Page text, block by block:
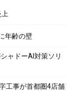
上
年齢の壁
ャドーAI対策ソリ
工事が首都圏4店舗